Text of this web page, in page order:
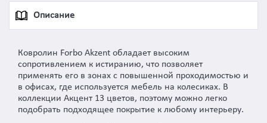
Описание
Ковролин Forbo Akzent обладает высоким
сопротивлением к истиранию, что позволяет
применять его в зонах с повышенной проходимостью и
в офисах, где используется мебель на колесиках. В
коллекции Акцент 13 цветов, поэтому можно легко
подобрать подходящее покрытие к любому интерьеру.